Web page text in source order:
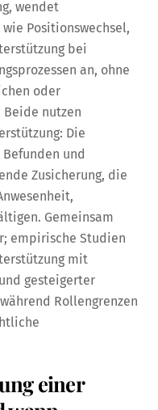
wendet
Positionswechsel,
bei
an, ohne
oder
Beide nutzen
Die
und
Zusicherung, die
Gemeinsam
empirische Studien
mit
gesteigerter
Rollengrenzen
einer